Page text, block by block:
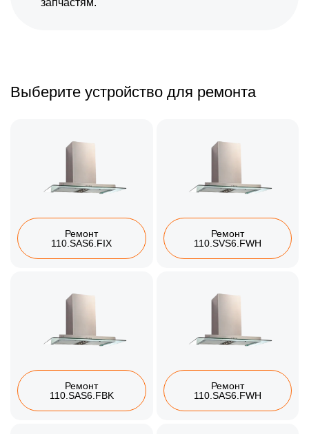
запчастям.
Выберите устройство для ремонта
Ремонт
110.SAS6.FIX
Ремонт
110.SVS6.FWH
Ремонт
110.SAS6.FBK
Ремонт
110.SAS6.FWH